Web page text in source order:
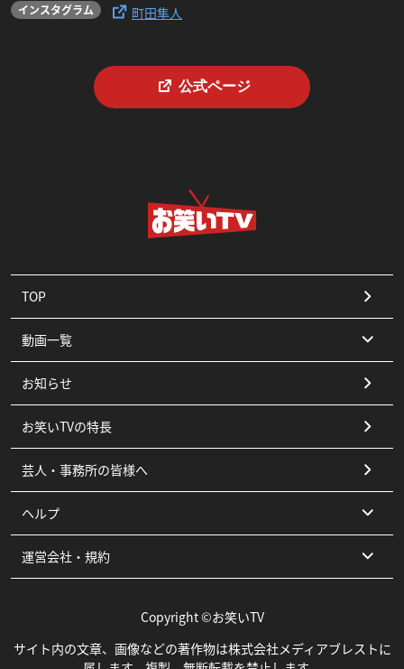
インスタグラム 町田隼人
公式ページ
TOP
動画一覧
コント
漫才
ピン
その他
お知らせ
お笑いTVの特長
芸人・事務所の皆様へ
ヘルプ
よくある質問
運営会社・規約
利用規約
Copyright ©お笑いTV
サイト内の文章、画像などの著作物は株式会社メディアブレストに